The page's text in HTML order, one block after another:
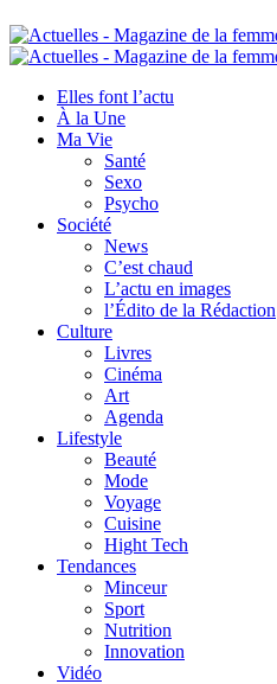
Elles font l’actu
À la Une
Ma Vie
Santé
Sexo
Psycho
Société
News
C’est chaud
L’actu en images
l’Édito de la Rédaction
Culture
Livres
Cinéma
Art
Agenda
Lifestyle
Beauté
Mode
Voyage
Cuisine
Hight Tech
Tendances
Minceur
Sport
Nutrition
Innovation
Vidéo